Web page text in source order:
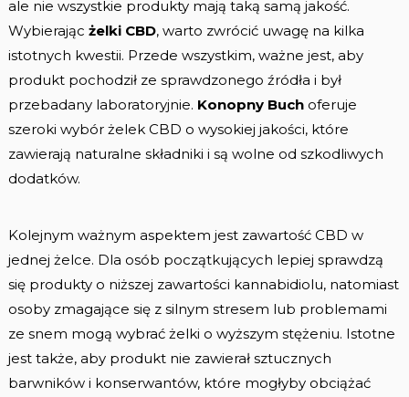
ale nie wszystkie produkty mają taką samą jakość.
Wybierając żelki CBD, warto zwrócić uwagę na kilka
istotnych kwestii. Przede wszystkim, ważne jest, aby
produkt pochodził ze sprawdzonego źródła i był
przebadany laboratoryjnie. Konopny Buchoferuje
szeroki wybór żelek CBD o wysokiej jakości, które
zawierają naturalne składniki i są wolne od szkodliwych
dodatków.
Kolejnym ważnym aspektem jest zawartość CBD w
jednej żelce. Dla osób początkujących lepiej sprawdzą
się produkty o niższej zawartości kannabidiolu, natomiast
osoby zmagające się z silnym stresem lub problemami
ze snem mogą wybrać żelki o wyższym stężeniu. Istotne
jest także, aby produkt nie zawierał sztucznych
barwników i konserwantów, które mogłyby obciążać